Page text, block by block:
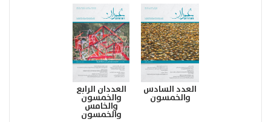
العدد السادس
والخمسون
العددان الرابع
والخمسون
والخامس
والخمسون